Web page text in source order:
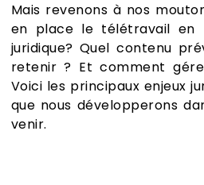
Mais revenons à nos
en place le télétravail en
juridique? Quel contenu
retenir ? Et comment
Voici les principaux enjeux
que nous développerons
venir.